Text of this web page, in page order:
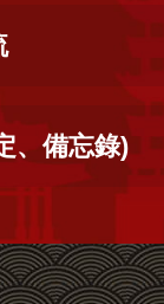
、備忘錄)